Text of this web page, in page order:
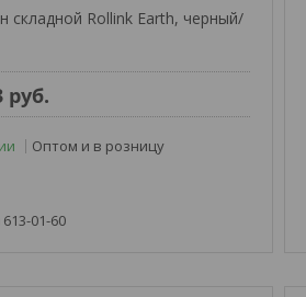
складной Rollink Earth, черный/
руб.
Оптом и в розницу
613-01-60